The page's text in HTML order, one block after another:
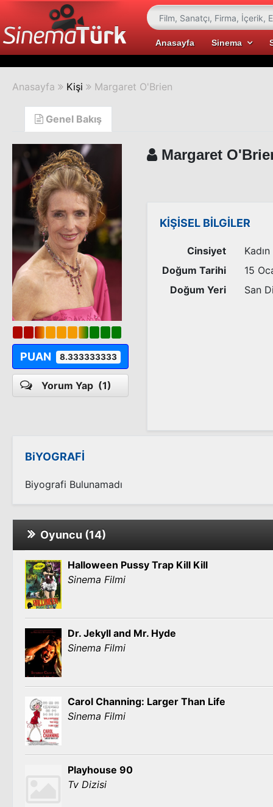
Anasayfa Sinema
Anasayfa Kişi Margaret O'Brien
Genel Bakış
PUAN 8.333333333
Yorum Yap (1)
Margaret
KİŞİSEL BİLGİLER
Cinsiyet
Kadın
Doğum Tarihi
15
Doğum Yeri
San
BiYOGRAFİ
Biyografi Bulunamadı
Oyuncu (14)
Halloween Pussy Trap Kill Kill
Sinema Filmi
Dr. Jekyll and Mr. Hyde
Sinema Filmi
Carol Channing: Larger Than Life
Sinema Filmi
Playhouse 90
Tv Dizisi